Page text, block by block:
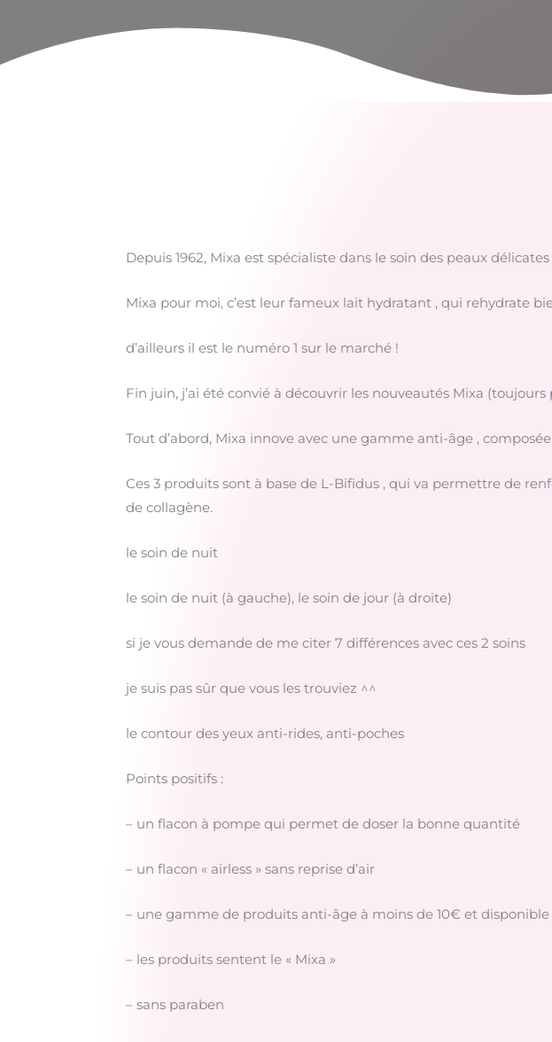
Depuis 1962, Mixa est spécialiste dans le soin des peaux
Mixa pour moi, c’est leur fameux lait hydratant , qui rehydrate
d’ailleurs il est le numéro 1 sur le marché !
Fin juin, j’ai été convié à découvrir les nouveautés Mixa (toujours
Tout d’abord, Mixa innove avec une gamme anti-âge ,
Ces 3 produits sont à base de L-Bifidus , qui va permettre de
de collagène.
le soin de nuit
le soin de nuit (à gauche), le soin de jour (à droite)
si je vous demande de me citer 7 différences avec ces 2 soins
je suis pas sûr que vous les trouviez ^^
le contour des yeux anti-rides, anti-poches
Points positifs :
– un flacon à pompe qui permet de doser la bonne quantité
– un flacon « airless » sans reprise d’air
– une gamme de produits anti-âge à moins de 10€ et disponible
– les produits sentent le « Mixa »
– sans paraben